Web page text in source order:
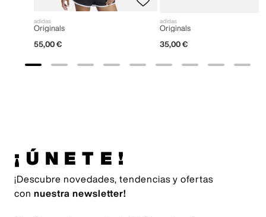
adidas
Originals
55,00 €
adidas
Originals
35,00 €
¡ÚNETE!
¡Descubre novedades, tendencias y ofertas
con nuestra newsletter!